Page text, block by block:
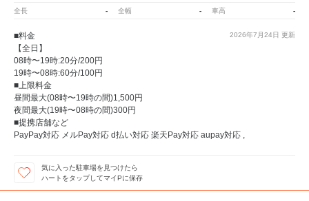
全長 - 全幅 - 車高 -
2026年7月24日 更新
■料金
【全日】
08時〜19時:20分/200円
19時〜08時:60分/100円
■上限料金
昼間最大(08時〜19時の間)1,500円
夜間最大(19時〜08時の間)300円
■提携店舗など
PayPay対応 メルPay対応 d払い対応 楽天Pay対応 aupay対応 ,
気に入った駐車場を見つけたら
ハートをタップしてマイPに保存